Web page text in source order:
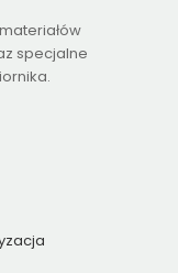
specjalne